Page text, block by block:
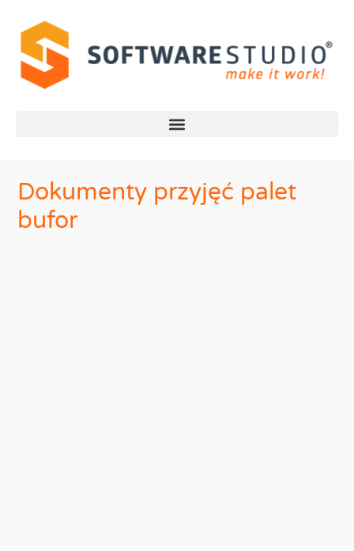
Dokumenty przyjęć palet
bufor